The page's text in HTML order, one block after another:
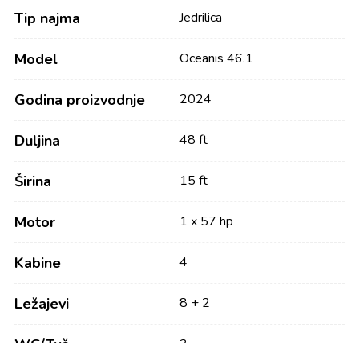
Tip najma Jedrilica
Model Oceanis 46.1
Godina proizvodnje 2024
Duljina 48 ft
Širina 15 ft
Motor 1 x 57 hp
Kabine 4
Ležajevi 8 + 2